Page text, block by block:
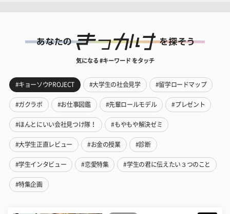
気になる #キーワード をタッチ
#キョーソウPROJECT #大学生の社会見学 #留学ロードマップ
#ガクラボ #お仕事図鑑 #先輩ロールモデル #プレゼント
#ほんとにいい会社見つけ隊！ #もやもや解決ゼミ
#大学生正直レビュー #お金の授業 #診断
#学生インタビュー #恋愛特集 #学生の君に伝えたい３つのこと
#特集企画